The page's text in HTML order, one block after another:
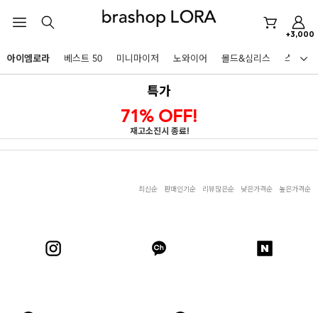
+3,000
HOT KEYWORDS
아이엠로라
스포츠브라
노와이어
르미스떼르
아이엠로라
노와이어
아이엠로라 베스트 50 미니마이저 노와이어 몰드&심리스 스포츠
특가
71% OFF!
재고소진시 종료!
최신순 판매인기순 리뷰많은순 낮은가격순 높은가격순